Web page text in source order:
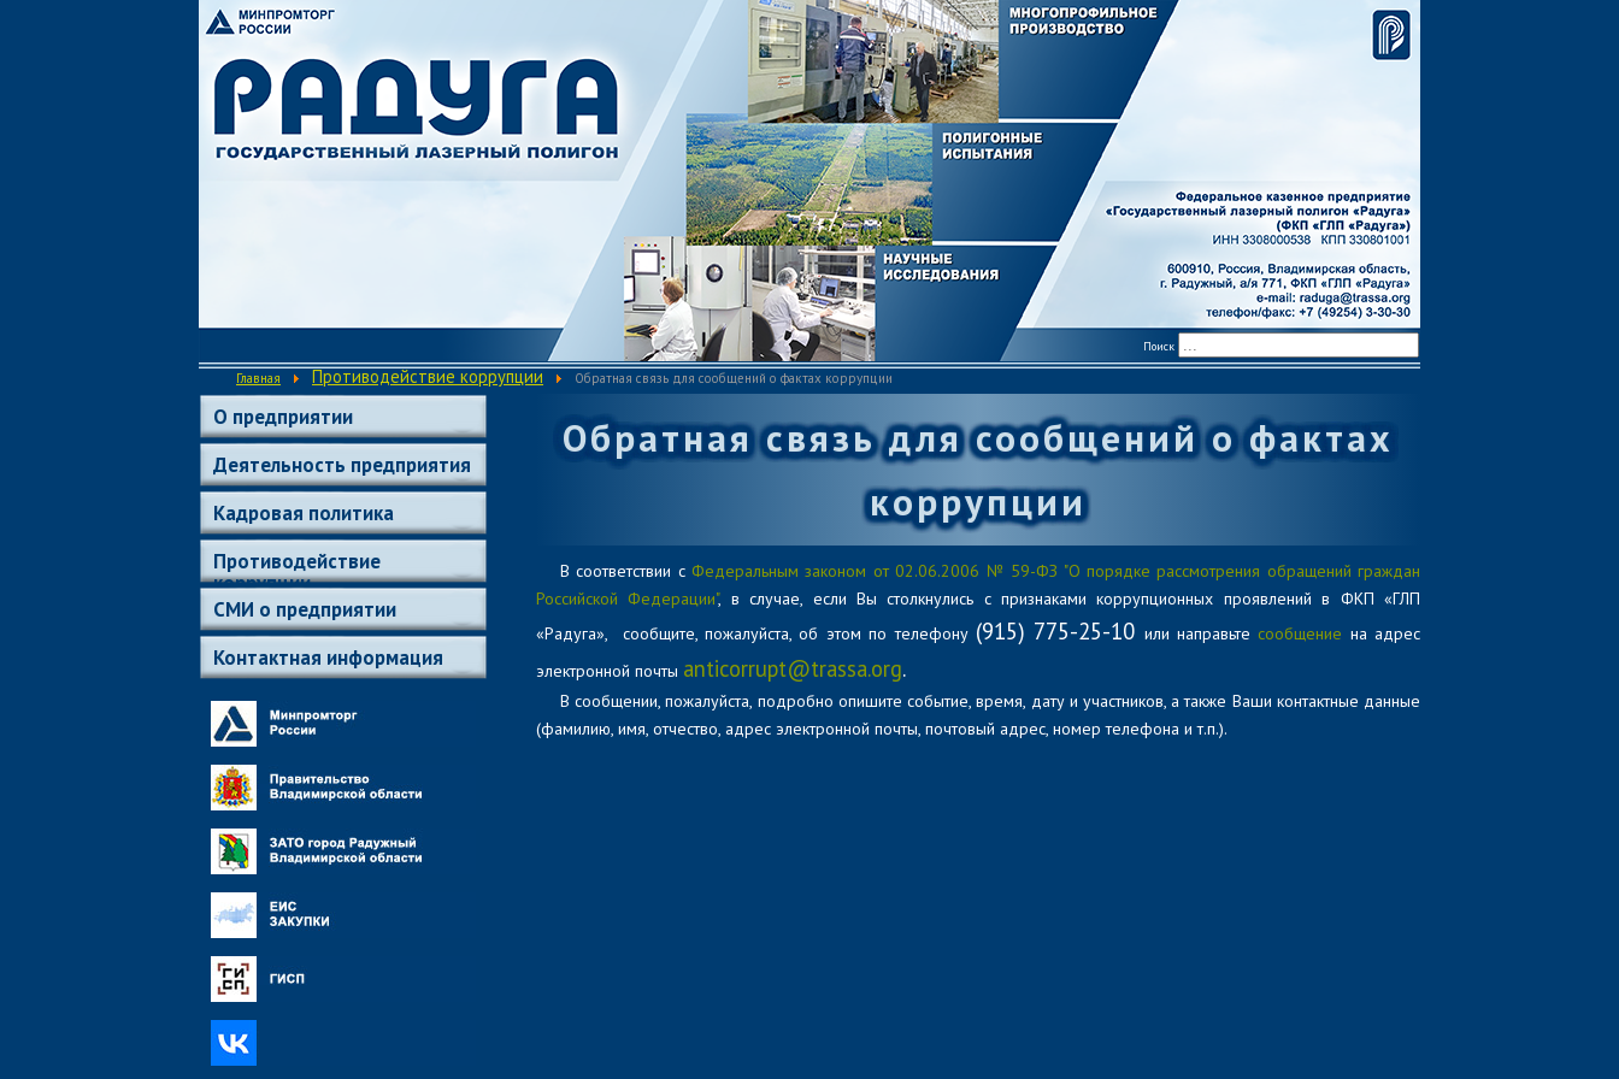
Поиск
Главная Противодействие коррупции Обратная связь для сообщений о фактах коррупции
Обратная связь для сообщений о фактах
коррупции
В соответствии с Федеральным законом от 02.06.2006 № 59-ФЗ "О порядке рассмотрения обращений граждан
Российской Федерации", в случае, если Вы столкнулись с признаками коррупционных проявлений в ФКП «ГЛП
«Радуга», сообщите, пожалуйста, об этом по телефону (915) 775-25-10 или направьте сообщение на адрес
электронной почты anticorrupt@trassa.org.
В сообщении, пожалуйста, подробно опишите событие, время, дату и участников, а также Ваши контактные данные
(фамилию, имя, отчество, адрес электронной почты, почтовый адрес, номер телефона и т.п.).
О предприятии
Деятельность предприятия
Кадровая политика
Противодействие
коррупции
СМИ о предприятии
Контактная информация